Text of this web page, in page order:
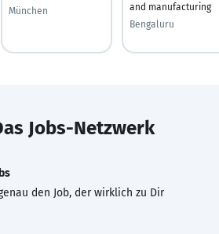
München
and manufacturing
Bengaluru
Jobs-Netzwerk
den Job, der wirklich zu Dir